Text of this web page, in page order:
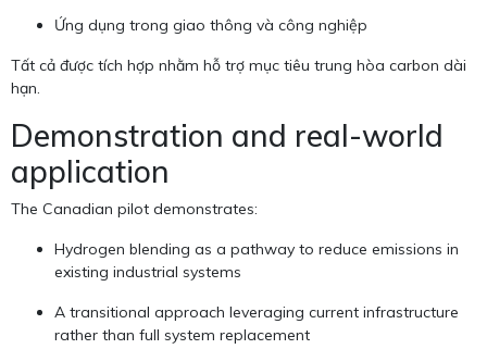
Ứng dụng trong giao thông và công nghiệp
Tất cả được tích hợp nhằm hỗ trợ mục tiêu trung hòa carbon dài
hạn.
Demonstration and real-world
application
The Canadian pilot demonstrates:
Hydrogen blending as a pathway to reduce emissions in
existing industrial systems
A transitional approach leveraging current infrastructure
rather than full system replacement